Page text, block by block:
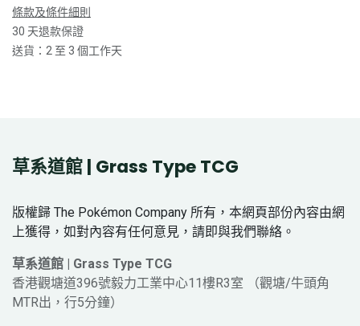
條款及條件細則
30 天退款保證
送貨：2 至 3 個工作天
草系道館 | Grass Type TCG
版權歸 The Pokémon Company 所有，本網頁部份內容由網
上獲得，如對內容有任何意見，請即與我們聯絡。
草系道館 | Grass Type TCG
香港觀塘道396號毅力工業中心11樓R3室 （觀塘/牛頭角
MTR出，行5分鐘）